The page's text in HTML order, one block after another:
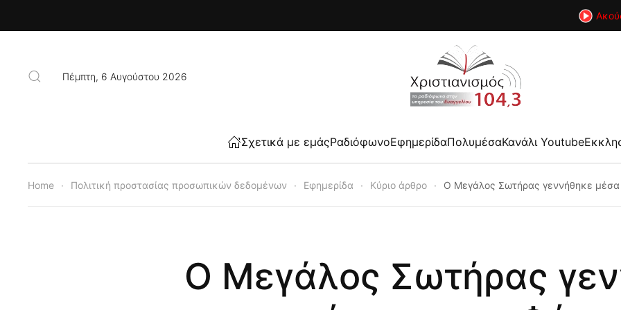
Πέμπτη, 6 Αυγούστου 2026
Σχετικά με εμάςΡαδιόφωνοΕφημερίδαΠολυμέσαΚανάλι Youtube
Home Πολιτική προστασίας προσωπικών δεδομένων Εφημερίδα Κύριο άρθρο Ο Μεγάλος Σωτήρας γεννήθηκε μέσα
Ο Μεγάλος Σωτήρας